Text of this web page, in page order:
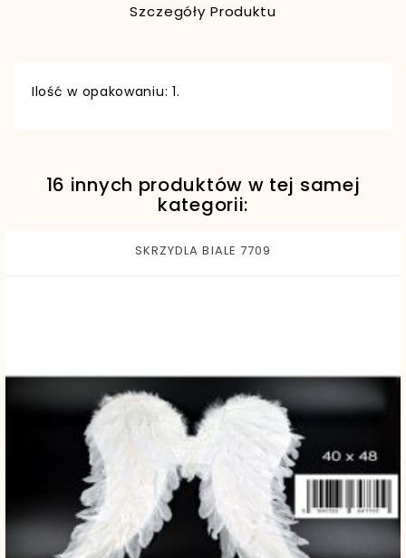
Szczegóły Produktu
Ilość w opakowaniu: 1.
EAN13 5900949489711
16 innych produktów w tej samej
kategorii:
SKRZYDLA BIALE 7709